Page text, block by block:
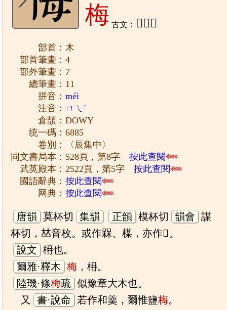
梅 古文： 𭩱、槑
部首：木
部首筆畫：4
部外筆畫：7
總筆畫：11
拼音：méi
注音： ㄇㄟˊ
倉頡：DOWY
统一碼：6885
卷別：〈辰集中〉
同文書局本：528頁，第8字按此查閱
武英殿本：2522頁，第5字按此查閱
國語辭典：按此查閱
网典：按此查閱
唐韻 莫杯切 集韻 正韻 模杯切 韻會 謀
杯切，𠀤音枚。或作槑、楳，亦作𣒫。
說文 枏也。
爾雅·釋木 梅 ，枏。
陸璣·條梅疏 似豫章大木也。
又
書·說命 若作和羹，爾惟鹽梅。